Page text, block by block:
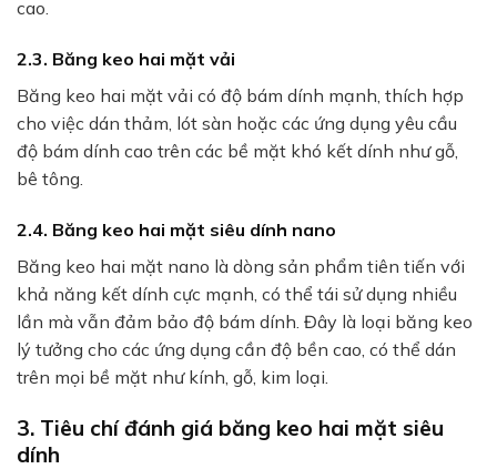
cao.
2.3. Băng keo hai mặt vải
Băng keo hai mặt vải có độ bám dính mạnh, thích hợp
cho việc dán thảm, lót sàn hoặc các ứng dụng yêu cầu
độ bám dính cao trên các bề mặt khó kết dính như gỗ,
bê tông.
2.4. Băng keo hai mặt siêu dính nano
Băng keo hai mặt nano là dòng sản phẩm tiên tiến với
khả năng kết dính cực mạnh, có thể tái sử dụng nhiều
lần mà vẫn đảm bảo độ bám dính. Đây là loại băng keo
lý tưởng cho các ứng dụng cần độ bền cao, có thể dán
trên mọi bề mặt như kính, gỗ, kim loại.
3. Tiêu chí đánh giá băng keo hai mặt siêu
dính